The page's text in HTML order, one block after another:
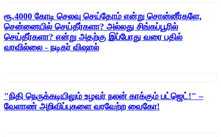
ரூ.4000 கோடி செலவு செய்தோம் என்று சொன்னீர்களே,
சென்னையில் செய்தீர்களா? அல்லது சிங்கப்பூரில்
செய்தீர்களா? என்று அதற்கு இப்போது வரை பதில்
வரவில்லை - நடிகர் விஷால்
"நிதி நெருக்கடியிலும் உழவர் நலன் காக்கும் பட்ஜெட்!" –
வேளாண் அறிவிப்புகளை வரவேற்ற வைகோ!